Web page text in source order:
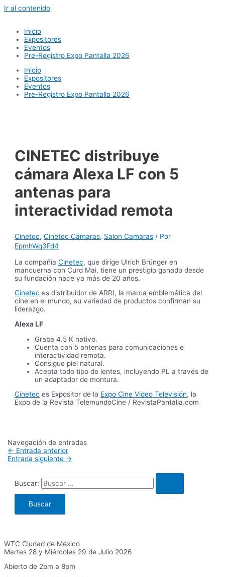
Ir al contenido
Inicio
Expositores
Eventos
Pre-Registro Expo Pantalla 2026
Inicio
Expositores
Eventos
Pre-Registro Expo Pantalla 2026
CINETEC distribuye
cámara Alexa LF con 5
antenas para
interactividad remota
Cinetec,Cinetec Cámaras, Salon Camaras / Por
EpmhWq3Fd4
La compañíaCinetec, que dirige Ulrich Brünger en
mancuerna con Curd Mai, tiene un prestigio ganado desde
su fundación hace ya más de 20 años.
Cinetec es distribuidor de ARRI, la marca emblemática del
cine en el mundo, su variedad de productos confirman su
liderazgo.
Alexa LF
Graba 4.5 K nativo.
Cuenta con 5 antenas para comunicaciones e
interactividad remota.
Consigue piel natural.
Acepta todo tipo de lentes, incluyendo PL a través de
un adaptador de montura.
Cinetec es Expositor de la Expo Cine Video Televisión, la
Expo de la Revista TelemundoCine / RevistaPantalla.com
Navegación de entradas
← Entrada anterior
Entrada siguiente →
Buscar:
WTC Ciudad de México
Martes 28 y Miércoles 29 de Julio 2026
Abierto de 2pm a 8pm